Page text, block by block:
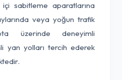
sabitleme aparatlarına
veya yoğun trafik
üzerinde deneyimli
yan yolları tercih ederek